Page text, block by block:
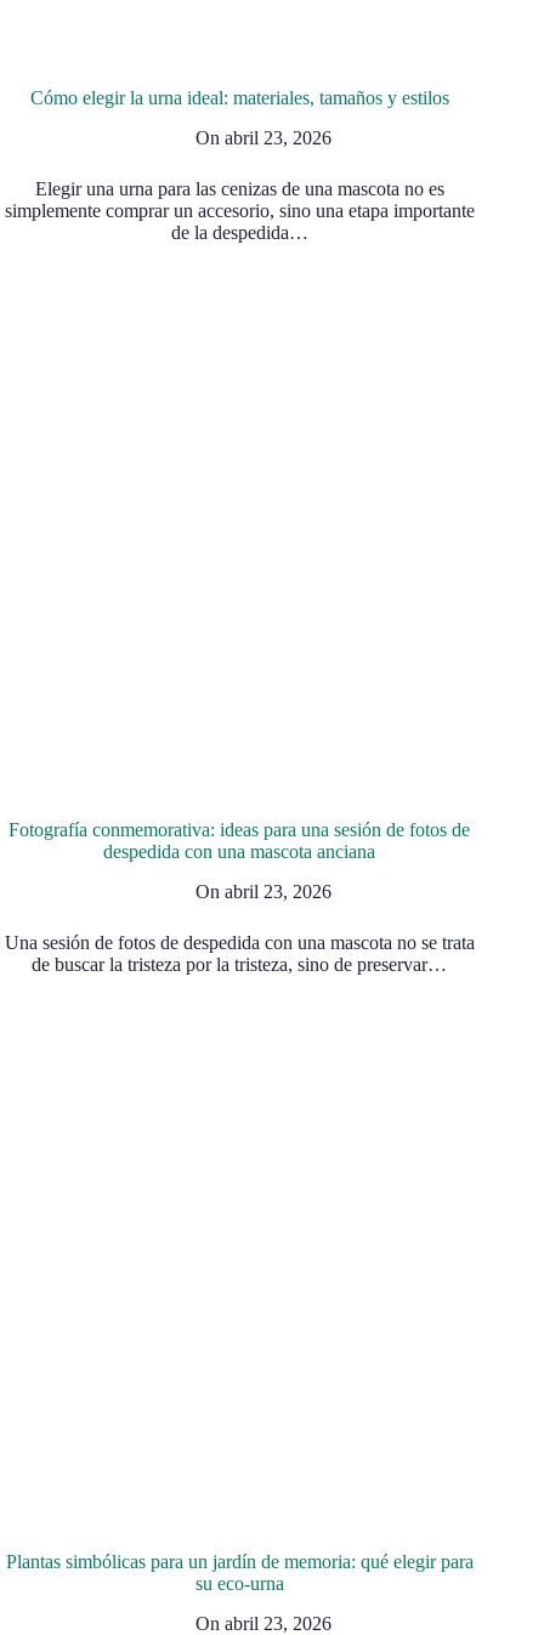
Cómo elegir la urna ideal: materiales, tamaños y estilos
On abril 23, 2026
Elegir una urna para las cenizas de una mascota no es
simplemente comprar un accesorio, sino una etapa importante
de la despedida…
Fotografía conmemorativa: ideas para una sesión de fotos de
despedida con una mascota anciana
On abril 23, 2026
Una sesión de fotos de despedida con una mascota no se trata
de buscar la tristeza por la tristeza, sino de preservar…
Plantas simbólicas para un jardín de memoria: qué elegir para
su eco-urna
On abril 23, 2026